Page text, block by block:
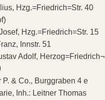
Hzg.=Friedrich=Str. 40
Hzg.=Friedrich=Str. 15
Innstr. 51
Adolf, Herzog=Friedrich¬
P. & Co., Burggraben 4 e
Inh.: Leitner Thomas